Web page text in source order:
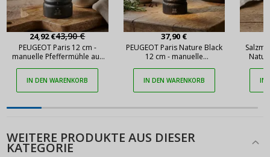
24,92 €43,90 €
PEUGEOT Paris 12 cm -
manuelle Pfeffermühle aus
IN DEN WARENKORB
37,90 €
PEUGEOT Paris Nature Black
12 cm - manuelle
IN DEN WARENKORB IN
WEITERE PRODUKTE AUS DIESER
KATEGORIE